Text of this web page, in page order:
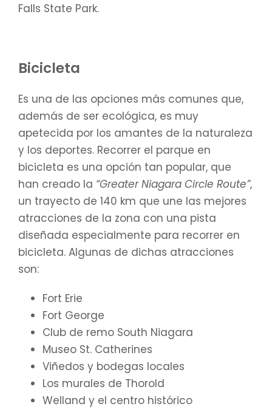
Falls State Park.
Bicicleta
Es una de las opciones más comunes que,
además de ser ecológica, es muy
apetecida por los amantes de la naturaleza
y los deportes. Recorrer el parque en
bicicleta es una opción tan popular, que
han creado la “Greater Niagara Circle Route”,
un trayecto de 140 km que une las mejores
atracciones de la zona con una pista
diseñada especialmente para recorrer en
bicicleta. Algunas de dichas atracciones
son:
Fort Erie
Fort George
Club de remo South Niagara
Museo St. Catherines
Viñedos y bodegas locales
Los murales de Thorold
Welland y el centro histórico